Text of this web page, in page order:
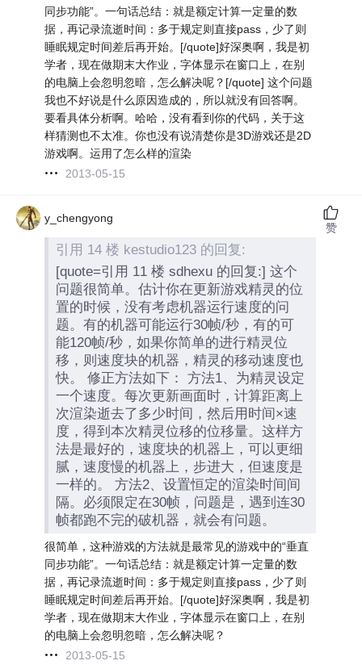
同步功能”。一句话总结：就是额定计算一定量的数
据，再记录流逝时间：多于规定则直接pass，少了则
睡眠规定时间差后再开始。[/quote]好深奥啊，我是初
学者，现在做期末大作业，字体显示在窗口上，在别
的电脑上会忽明忽暗，怎么解决呢？[/quote] 这个问题
我也不好说是什么原因造成的，所以就没有回答啊。
要看具体分析啊。哈哈，没有看到你的代码，关于这
样猜测也不太准。你也没有说清楚你是3D游戏还是2D
游戏啊。运用了怎么样的渲染
2013-05-15
y_chengyong
引用 14 楼 kestudio123 的回复:
[quote=引用 11 楼 sdhexu 的回复:] 这个
问题很简单。估计你在更新游戏精灵的位
置的时候，没有考虑机器运行速度的问
题。有的机器可能运行30帧/秒，有的可
能120帧/秒，如果你简单的进行精灵位
移，则速度块的机器，精灵的移动速度也
快。 修正方法如下： 方法1、为精灵设定
一个速度。每次更新画面时，计算距离上
次渲染逝去了多少时间，然后用时间×速
度，得到本次精灵位移的位移量。这样方
法是最好的，速度块的机器上，可以更细
腻，速度慢的机器上，步进大，但速度是
一样的。 方法2、设置恒定的渲染时间间
隔。必须限定在30帧，问题是，遇到连30
帧都跑不完的破机器，就会有问题。
很简单，这种游戏的方法就是最常见的游戏中的“垂直
同步功能”。一句话总结：就是额定计算一定量的数
据，再记录流逝时间：多于规定则直接pass，少了则
睡眠规定时间差后再开始。[/quote]好深奥啊，我是初
学者，现在做期末大作业，字体显示在窗口上，在别
的电脑上会忽明忽暗，怎么解决呢？
2013-05-15
赞